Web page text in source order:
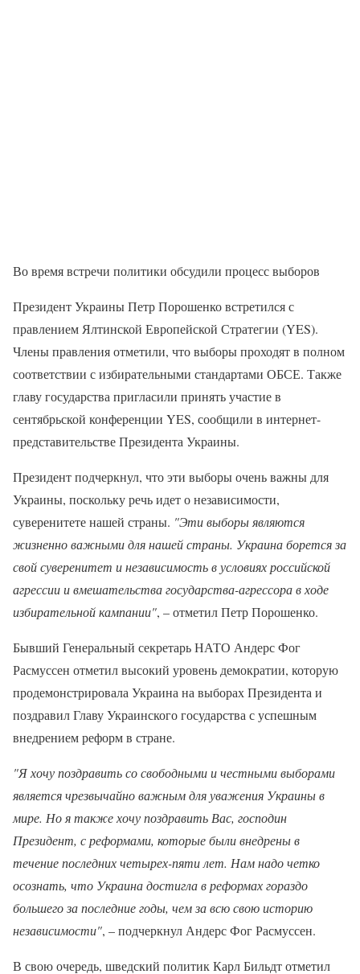
Во время встречи политики обсудили процесс выборов
Президент Украины Петр Порошенко встретился с
правлением Ялтинской Европейской Стратегии (YES).
Члены правления отметили, что выборы проходят в полном
соответствии с избирательными стандартами ОБСЕ. Также
главу государства пригласили принять участие в
сентябрьской конференции YES, сообщили в интернет-
представительстве Президента Украины.
Президент подчеркнул, что эти выборы очень важны для
Украины, поскольку речь идет о независимости,
суверенитете нашей страны. "Эти выборы являются
жизненно важными для нашей страны. Украина борется за
свой суверенитет и независимость в условиях российской
агрессии и вмешательства государства-агрессора в ходе
избирательной кампании", – отметил Петр Порошенко.
Бывший Генеральный секретарь НАТО Андерс Фог
Расмуссен отметил высокий уровень демократии, которую
продемонстрировала Украина на выборах Президента и
поздравил Главу Украинского государства с успешным
внедрением реформ в стране.
"Я хочу поздравить со свободными и честными выборами
является чрезвычайно важным для уважения Украины в
мире. Но я также хочу поздравить Вас, господин
Президент, с реформами, которые были внедрены в
течение последних четырех-пяти лет. Нам надо четко
осознать, что Украина достигла в реформах гораздо
большего за последние годы, чем за всю свою историю
независимости", – подчеркнул Андерс Фог Расмуссен.
В свою очередь, шведский политик Карл Бильдт отметил